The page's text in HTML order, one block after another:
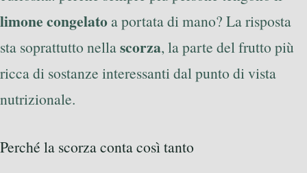
limone congelatoa portata di mano? La risposta
sta soprattutto nellascorza, la parte del frutto più
ricca di sostanze interessanti dal punto di vista
nutrizionale.
Perché la scorza conta così tanto